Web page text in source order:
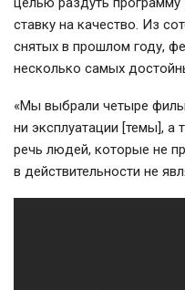
ставку на качество. Из
снятых в прошлом году,
несколько самых
«Мы выбрали четыре
ни эксплуатации [темы], а
речь людей, которые не
в действительности не